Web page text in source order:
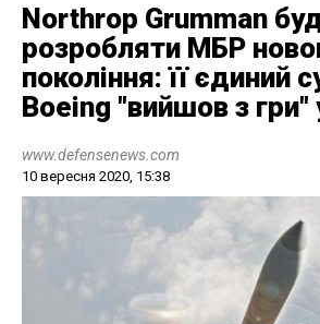
Northrop Grumman
розробляти МБР
покоління: її єдиний
Boeing "вийшов з гри"
www.defensenews.com
10 вересня 2020, 15:38